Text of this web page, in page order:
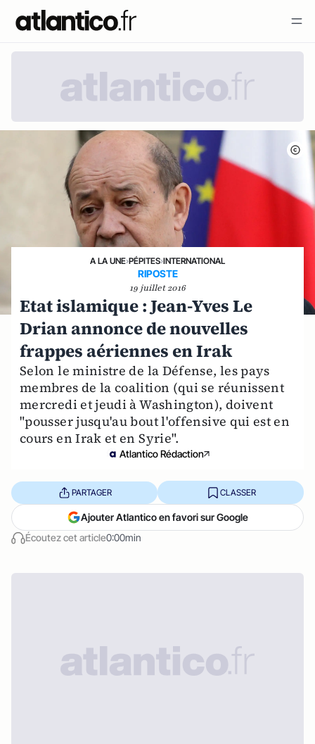
A LA UNE›PÉPITES›INTERNATIONAL
RIPOSTE
19 juillet 2016
Etat islamique : Jean-Yves Le
Drian annonce de nouvelles
frappes aériennes en Irak
Selon le ministre de la Défense, les pays
membres de la coalition (qui se réunissent
mercredi et jeudi à Washington), doivent
"pousser jusqu'au bout l'offensive qui est en
cours en Irak et en Syrie".
Atlantico Rédaction
Écoutez cet article0:00min
PARTAGER CLASSER
Ajouter Atlantico en favori sur Google